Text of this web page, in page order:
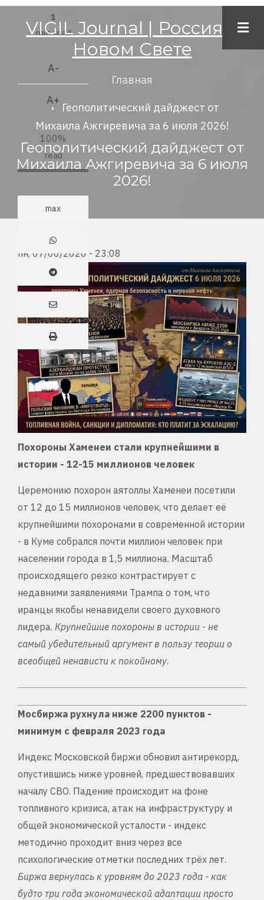
содержанию
VIGIL Journal | Россия в
Новом Свете
Строка
навигации
Главная
Геополитический дайджест от
Михаила Ажгиревича за 6 июля 2026!
Геополитический дайджест от
Михаила Ажгиревича за 6 июля
2026!
пн, 07/06/2026 - 23:08
Похороны Хаменеи стали крупнейшими в
истории - 12-15 миллионов человек
Церемонию похорон аятоллы Хаменеи посетили
от 12 до 15 миллионов человек, что делает её
крупнейшими похоронами в современной истории
- в Куме собрался почти миллион человек при
населении города в 1,5 миллиона. Масштаб
происходящего резко контрастирует с
недавними заявлениями Трампа о том, что
иранцы якобы ненавидели своего духовного
лидера. Крупнейшие похороны в истории - не
самый убедительный аргумент в пользу теории о
всеобщей ненависти к покойному.
Мосбиржа рухнула ниже 2200 пунктов -
минимум с февраля 2023 года
Индекс Московской биржи обновил антирекорд,
опустившись ниже уровней, предшествовавших
началу СВО. Падение происходит на фоне
топливного кризиса, атак на инфраструктуру и
общей экономической усталости - индекс
методично проходит вниз через все
психологические отметки последних трёх лет.
Биржа вернулась к уровням до 2023 года - как
будто три года экономической адаптации просто
1
min read
A-
A+
100%
read
max